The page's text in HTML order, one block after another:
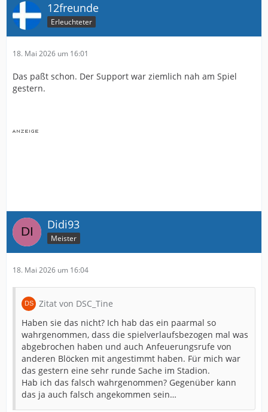
12freunde
Erleuchteter
18. Mai 2026 um 16:01
Das paßt schon. Der Support war ziemlich nah am Spiel
gestern.
Didi93
Meister
18. Mai 2026 um 16:04
Zitat von DSC_Tine
Haben sie das nicht? Ich hab das ein paarmal so
wahrgenommen, dass die spielverlaufsbezogen mal was
abgebrochen haben und auch Anfeuerungsrufe von
anderen Blöcken mit angestimmt haben. Für mich war
das gestern eine sehr runde Sache im Stadion.
Hab ich das falsch wahrgenommen? Gegenüber kann
das ja auch falsch angekommen sein…